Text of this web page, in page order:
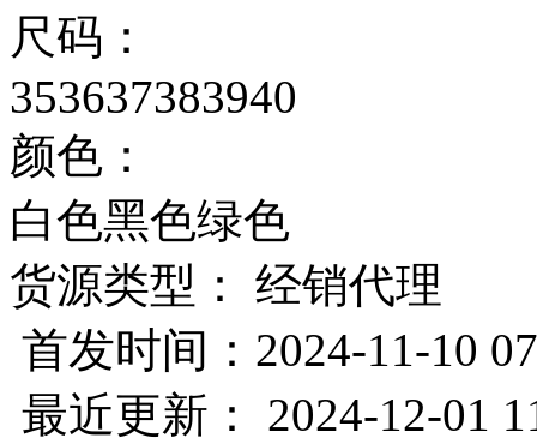
尺码：
353637383940
颜色：
白色黑色绿色
货源类型： 经销代理
首发时间：2024-11-10
最近更新： 2024-12-01